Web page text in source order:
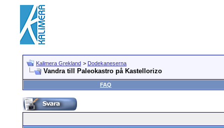
Kalimera Grekland > Dodekaneserna
Vandra till Paleokastro på Kastellorizo
FAQ